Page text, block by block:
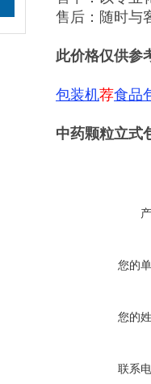
售后：随时与
此价格仅供参
包装机荐食品
中药颗粒立式
您的
您的
联系